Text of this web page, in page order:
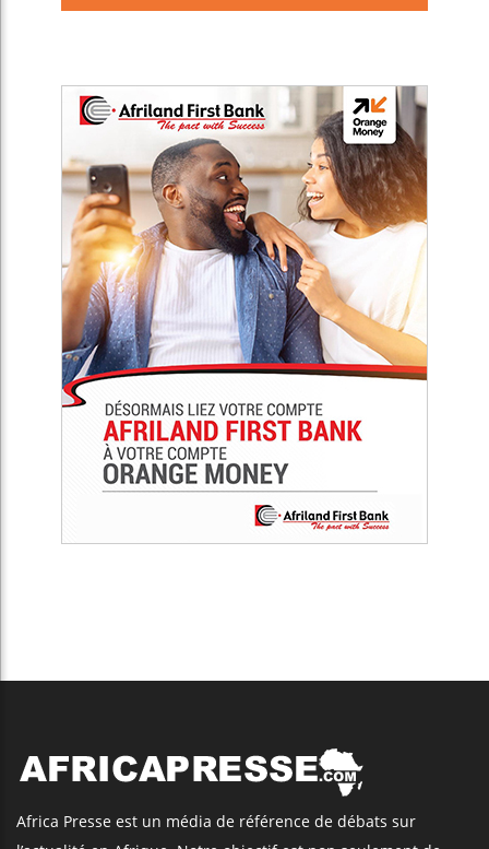
Africa Presse est un média de référence de débats sur